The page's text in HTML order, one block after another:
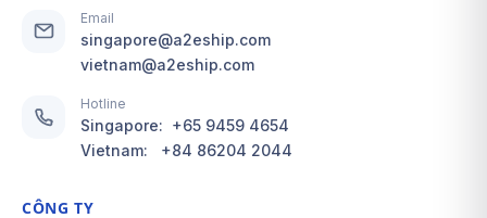
Email
singapore@a2eship.com
vietnam@a2eship.com
Hotline
Singapore: +65 9459 4654
Vietnam: +84 86204 2044
CÔNG TY